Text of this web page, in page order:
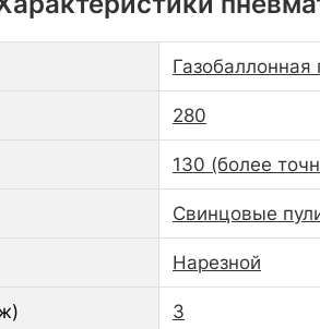
Газобаллонная
280
130 (более
Свинцовые
Нарезной
3